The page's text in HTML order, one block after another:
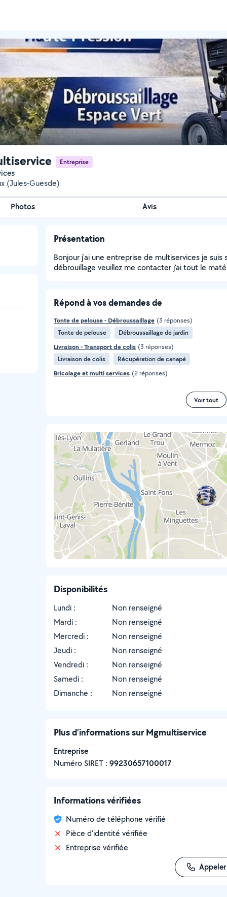
Entreprise
(Jules-Guesde)
Photos Avis
Présentation
Bonjour j'ai une entreprise de multiservices je
débrouillage veuillez me contacter j'ai tout le
Répond à vos demandes de
Tonte de pelouse - Débroussaillage (3 réponses)
Tonte de pelouse
Débroussaillage de jardin
Livraison - Transport de colis (3 réponses)
Livraison de colis
Récupération de canapé
Bricolage et multi services (2 réponses)
Voir tout
Disponibilités
Lundi :
Non renseigné
Mardi :
Non renseigné
Mercredi :
Non renseigné
Jeudi :
Non renseigné
Vendredi :
Non renseigné
Samedi :
Non renseigné
Dimanche :
Non renseigné
Plus d’informations sur Mgmultiservice
Entreprise
Numéro SIRET : ‍99230657100017
Informations vérifiées
Numéro de téléphone vérifié
Pièce d'identité vérifiée
Entreprise vérifiée
Appeler